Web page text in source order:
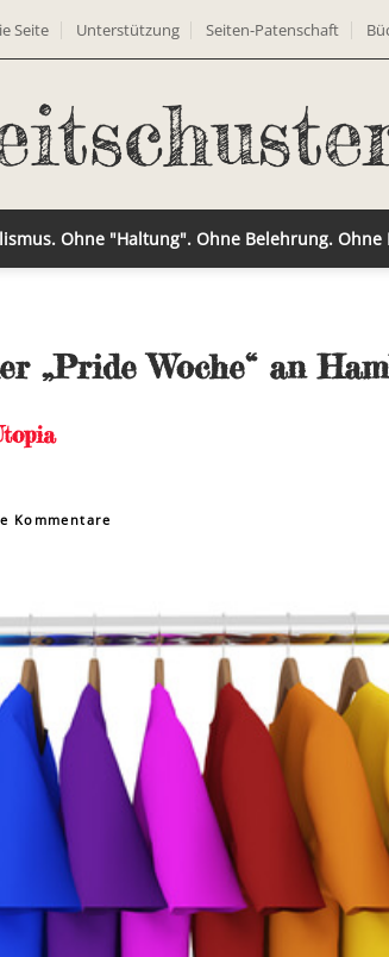
Seite Unterstützung Seiten-Patenschaft
Ohne "Haltung". Ohne Belehrung. Ohne
„Pride Woche“ an
Kommentare